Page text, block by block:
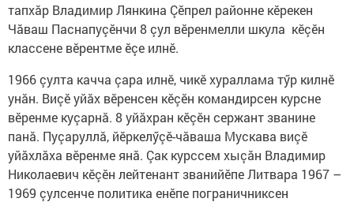
тапхăр Владимир Лянкина Çӗпрел районне кӗрекен
Чăваш Паснапуçӗнчи 8 çул вӗренмелли шкула кӗçӗн
классене вӗрентме ӗçе илнӗ.
1966 çулта качча çара илнӗ, чикӗ хураллама тӳр килнӗ
унăн. Виçӗ уйăх вӗренсен кӗçӗн командирсен курсне
вӗренме куçарнă. 8 уйăхран кӗçӗн сержант званине
панă. Пуçаруллă, йӗркелӳçӗ-чăваша Мускава виçӗ
уйăхлăха вӗренме янă. Çак курссем хыçăн Владимир
Николаевич кӗçӗн лейтенант званийӗпе Литвара 1967 –
1969 çулсенче политика енӗпе пограничниксен